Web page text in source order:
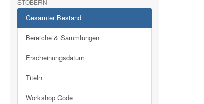
STÖBERN
Gesamter Bestand
Bereiche & Sammlungen
Erscheinungsdatum
Titeln
Workshop Code